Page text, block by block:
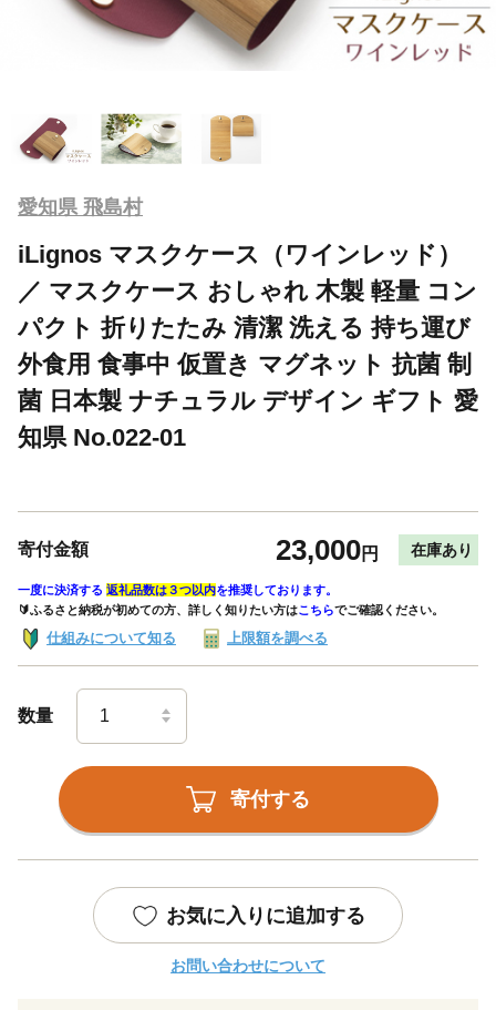
愛知県 飛島村
iLignos マスクケース（ワインレッド）
／ マスクケース おしゃれ 木製 軽量 コン
パクト 折りたたみ 清潔 洗える 持ち運び
外食用 食事中 仮置き マグネット 抗菌 制
菌 日本製 ナチュラル デザイン ギフト 愛
知県 No.022-01
寄付金額 23,000円 在庫あり
一度に決済する 返礼品数は３つ以内を推奨しております。
🔰ふるさと納税が初めての方、詳しく知りたい方はこちらでご確認ください。
仕組みについて知る 上限額を調べる
数量
寄付する
お気に入りに追加する
お問い合わせについて